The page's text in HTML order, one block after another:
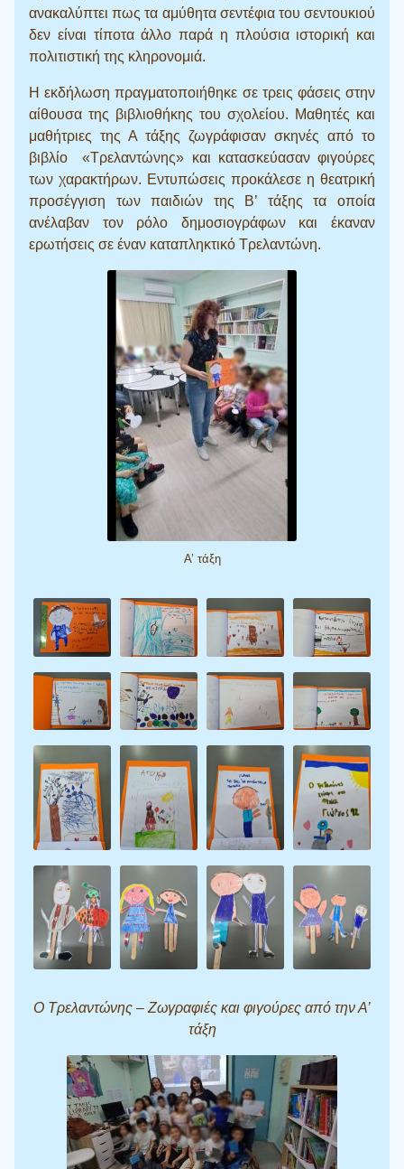
ανακαλύπτει πως τα αμύθητα σεντέφια του σεντουκιού
δεν είναι τίποτα άλλο παρά η πλούσια ιστορική και
πολιτιστική της κληρονομιά.
Η εκδήλωση πραγματοποιήθηκε σε τρεις φάσεις στην
αίθουσα της βιβλιοθήκης του σχολείου. Μαθητές και
μαθήτριες της Α τάξης ζωγράφισαν σκηνές από το
βιβλίο «Τρελαντώνης» και κατασκεύασαν φιγούρες
των χαρακτήρων. Εντυπώσεις προκάλεσε η θεατρική
προσέγγιση των παιδιών της Β’ τάξης τα οποία
ανέλαβαν τον ρόλο δημοσιογράφων και έκαναν
ερωτήσεις σε έναν καταπληκτικό Τρελαντώνη.
Α’ τάξη
Ο Τρελαντώνης – Ζωγραφιές και φιγούρες από την Α’
τάξη